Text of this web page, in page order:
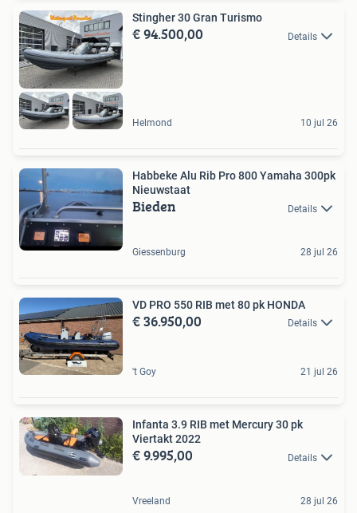
Stingher 30 Gran Turismo
€ 94.500,00 Details
Helmond 10 jul 26
Habbeke Alu Rib Pro 800 Yamaha 300pk
Nieuwstaat
Bieden Details
Giessenburg 28 jul 26
VD PRO 550 RIB met 80 pk HONDA
€ 36.950,00 Details
't Goy 21 jul 26
Infanta 3.9 RIB met Mercury 30 pk
Viertakt 2022
€ 9.995,00 Details
Vreeland 28 jul 26